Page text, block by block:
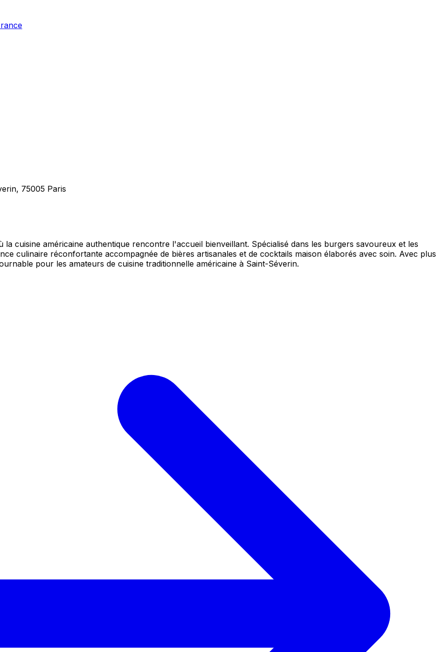
75005 Paris
cuisine américaine authentique rencontre l'accueil bienveillant. Spécialisé dans les burgers savoureux et les
culinaire réconfortante accompagnée de bières artisanales et de cocktails maison élaborés avec soin. Avec plus
pour les amateurs de cuisine traditionnelle américaine à Saint-Séverin.